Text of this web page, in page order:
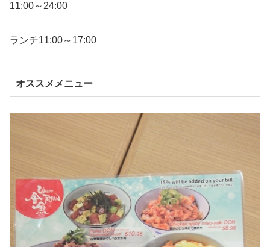
11:00～24:00
ランチ11:00～17:00
オススメメニュー